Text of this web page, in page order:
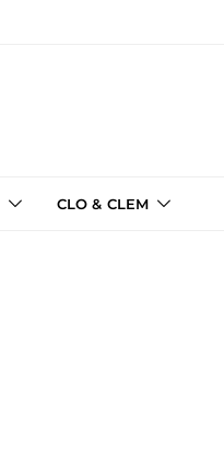
CLO & CLEM